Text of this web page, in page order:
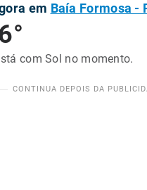
em Baía Formosa -
com Sol no momento.